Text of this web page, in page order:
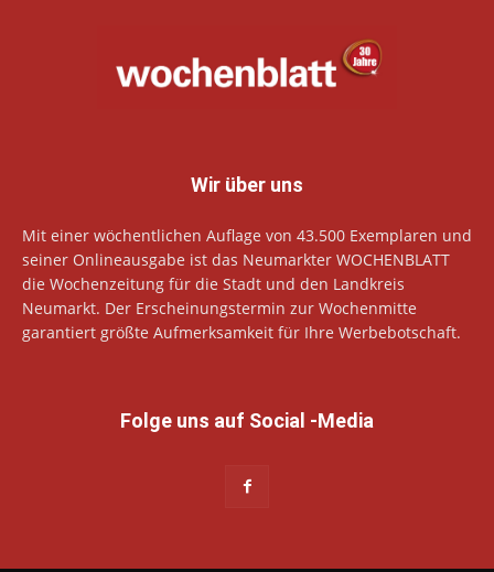
Wir über uns
Mit einer wöchentlichen Auflage von 43.500 Exemplaren und
seiner Onlineausgabe ist das Neumarkter WOCHENBLATT
die Wochenzeitung für die Stadt und den Landkreis
Neumarkt. Der Erscheinungstermin zur Wochenmitte
garantiert größte Aufmerksamkeit für Ihre Werbebotschaft.
Folge uns auf Social -Media